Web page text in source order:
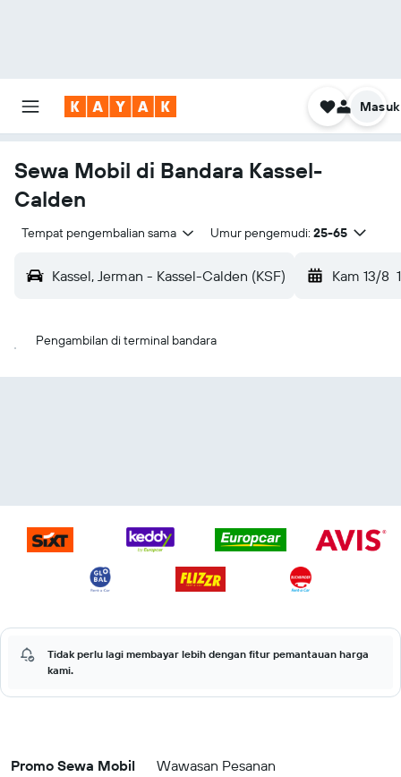
Masuk
Sewa Mobil di Bandara Kassel-
Calden
Tempat pengembalian sama Umur pengemudi: 25-65
Kassel, Jerman - Kassel-Calden (KSF) Kam 13/8
Pengambilan di terminal bandara
Tidak perlu lagi membayar lebih dengan fitur pemantauan harga
kami.
Promo Sewa Mobil Wawasan Pesanan